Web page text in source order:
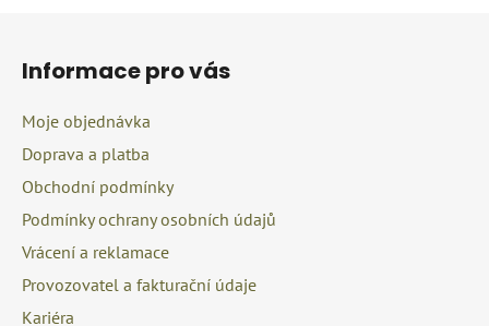
ý
i
s
Informace pro vás
Moje objednávka
Doprava a platba
Obchodní podmínky
Podmínky ochrany osobních údajů
Vrácení a reklamace
Provozovatel a fakturační údaje
Kariéra